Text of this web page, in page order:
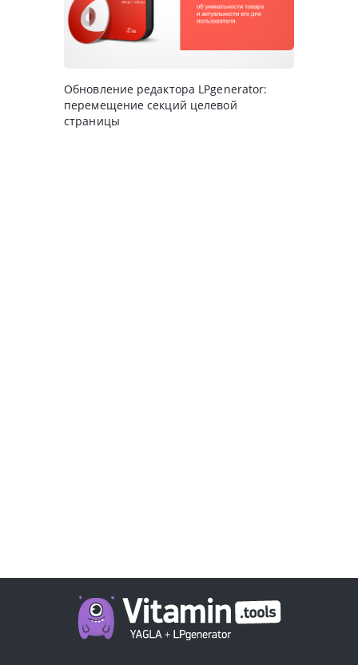
Обновление редактора LPgenerator:
перемещение секций целевой
страницы